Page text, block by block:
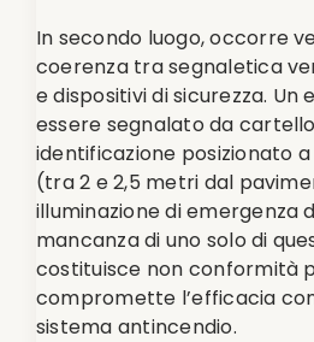
In secondo luogo, occorre
coerenza tra segnaletica
e dispositivi di sicurezza. Un
essere segnalato da
identificazione posizionato
(tra 2 e 2,5 metri dal
illuminazione di emergenza
mancanza di uno solo di
costituisce non conformità
compromette l’efficacia
sistema antincendio.